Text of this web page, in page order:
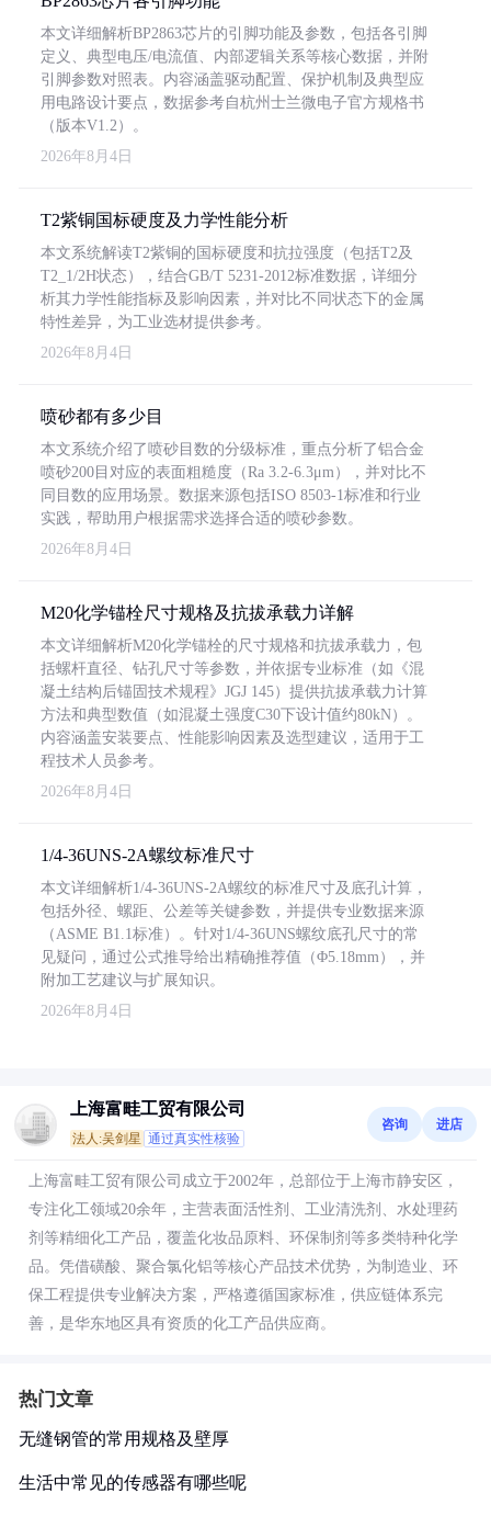
本文详细解析BP2863芯片的引脚功能及参数，包括各引脚
定义、典型电压/电流值、内部逻辑关系等核心数据，并附
引脚参数对照表。内容涵盖驱动配置、保护机制及典型应
用电路设计要点，数据参考自杭州士兰微电子官方规格书
（版本V1.2）。
2026年8月4日
T2紫铜国标硬度及力学性能分析
本文系统解读T2紫铜的国标硬度和抗拉强度（包括T2及
T2_1/2H状态），结合GB/T 5231-2012标准数据，详细分
析其力学性能指标及影响因素，并对比不同状态下的金属
特性差异，为工业选材提供参考。
2026年8月4日
喷砂都有多少目
本文系统介绍了喷砂目数的分级标准，重点分析了铝合金
喷砂200目对应的表面粗糙度（Ra 3.2-6.3μm），并对比不
同目数的应用场景。数据来源包括ISO 8503-1标准和行业
实践，帮助用户根据需求选择合适的喷砂参数。
2026年8月4日
M20化学锚栓尺寸规格及抗拔承载力详解
本文详细解析M20化学锚栓的尺寸规格和抗拔承载力，包
括螺杆直径、钻孔尺寸等参数，并依据专业标准（如《混
凝土结构后锚固技术规程》JGJ 145）提供抗拔承载力计算
方法和典型数值（如混凝土强度C30下设计值约80kN）。
内容涵盖安装要点、性能影响因素及选型建议，适用于工
程技术人员参考。
2026年8月4日
1/4-36UNS-2A螺纹标准尺寸
本文详细解析1/4-36UNS-2A螺纹的标准尺寸及底孔计算，
包括外径、螺距、公差等关键参数，并提供专业数据来源
（ASME B1.1标准）。针对1/4-36UNS螺纹底孔尺寸的常
见疑问，通过公式推导给出精确推荐值（Φ5.18mm），并
附加工艺建议与扩展知识。
2026年8月4日
上海富畦工贸有限公司
法人:吴剑星 通过真实性核验
咨询 进店
上海富畦工贸有限公司成立于2002年，总部位于上海市静安区，
专注化工领域20余年，主营表面活性剂、工业清洗剂、水处理药
剂等精细化工产品，覆盖化妆品原料、环保制剂等多类特种化学
品。凭借磺酸、聚合氯化铝等核心产品技术优势，为制造业、环
保工程提供专业解决方案，严格遵循国家标准，供应链体系完
善，是华东地区具有资质的化工产品供应商。
热门文章
无缝钢管的常用规格及壁厚
生活中常见的传感器有哪些呢